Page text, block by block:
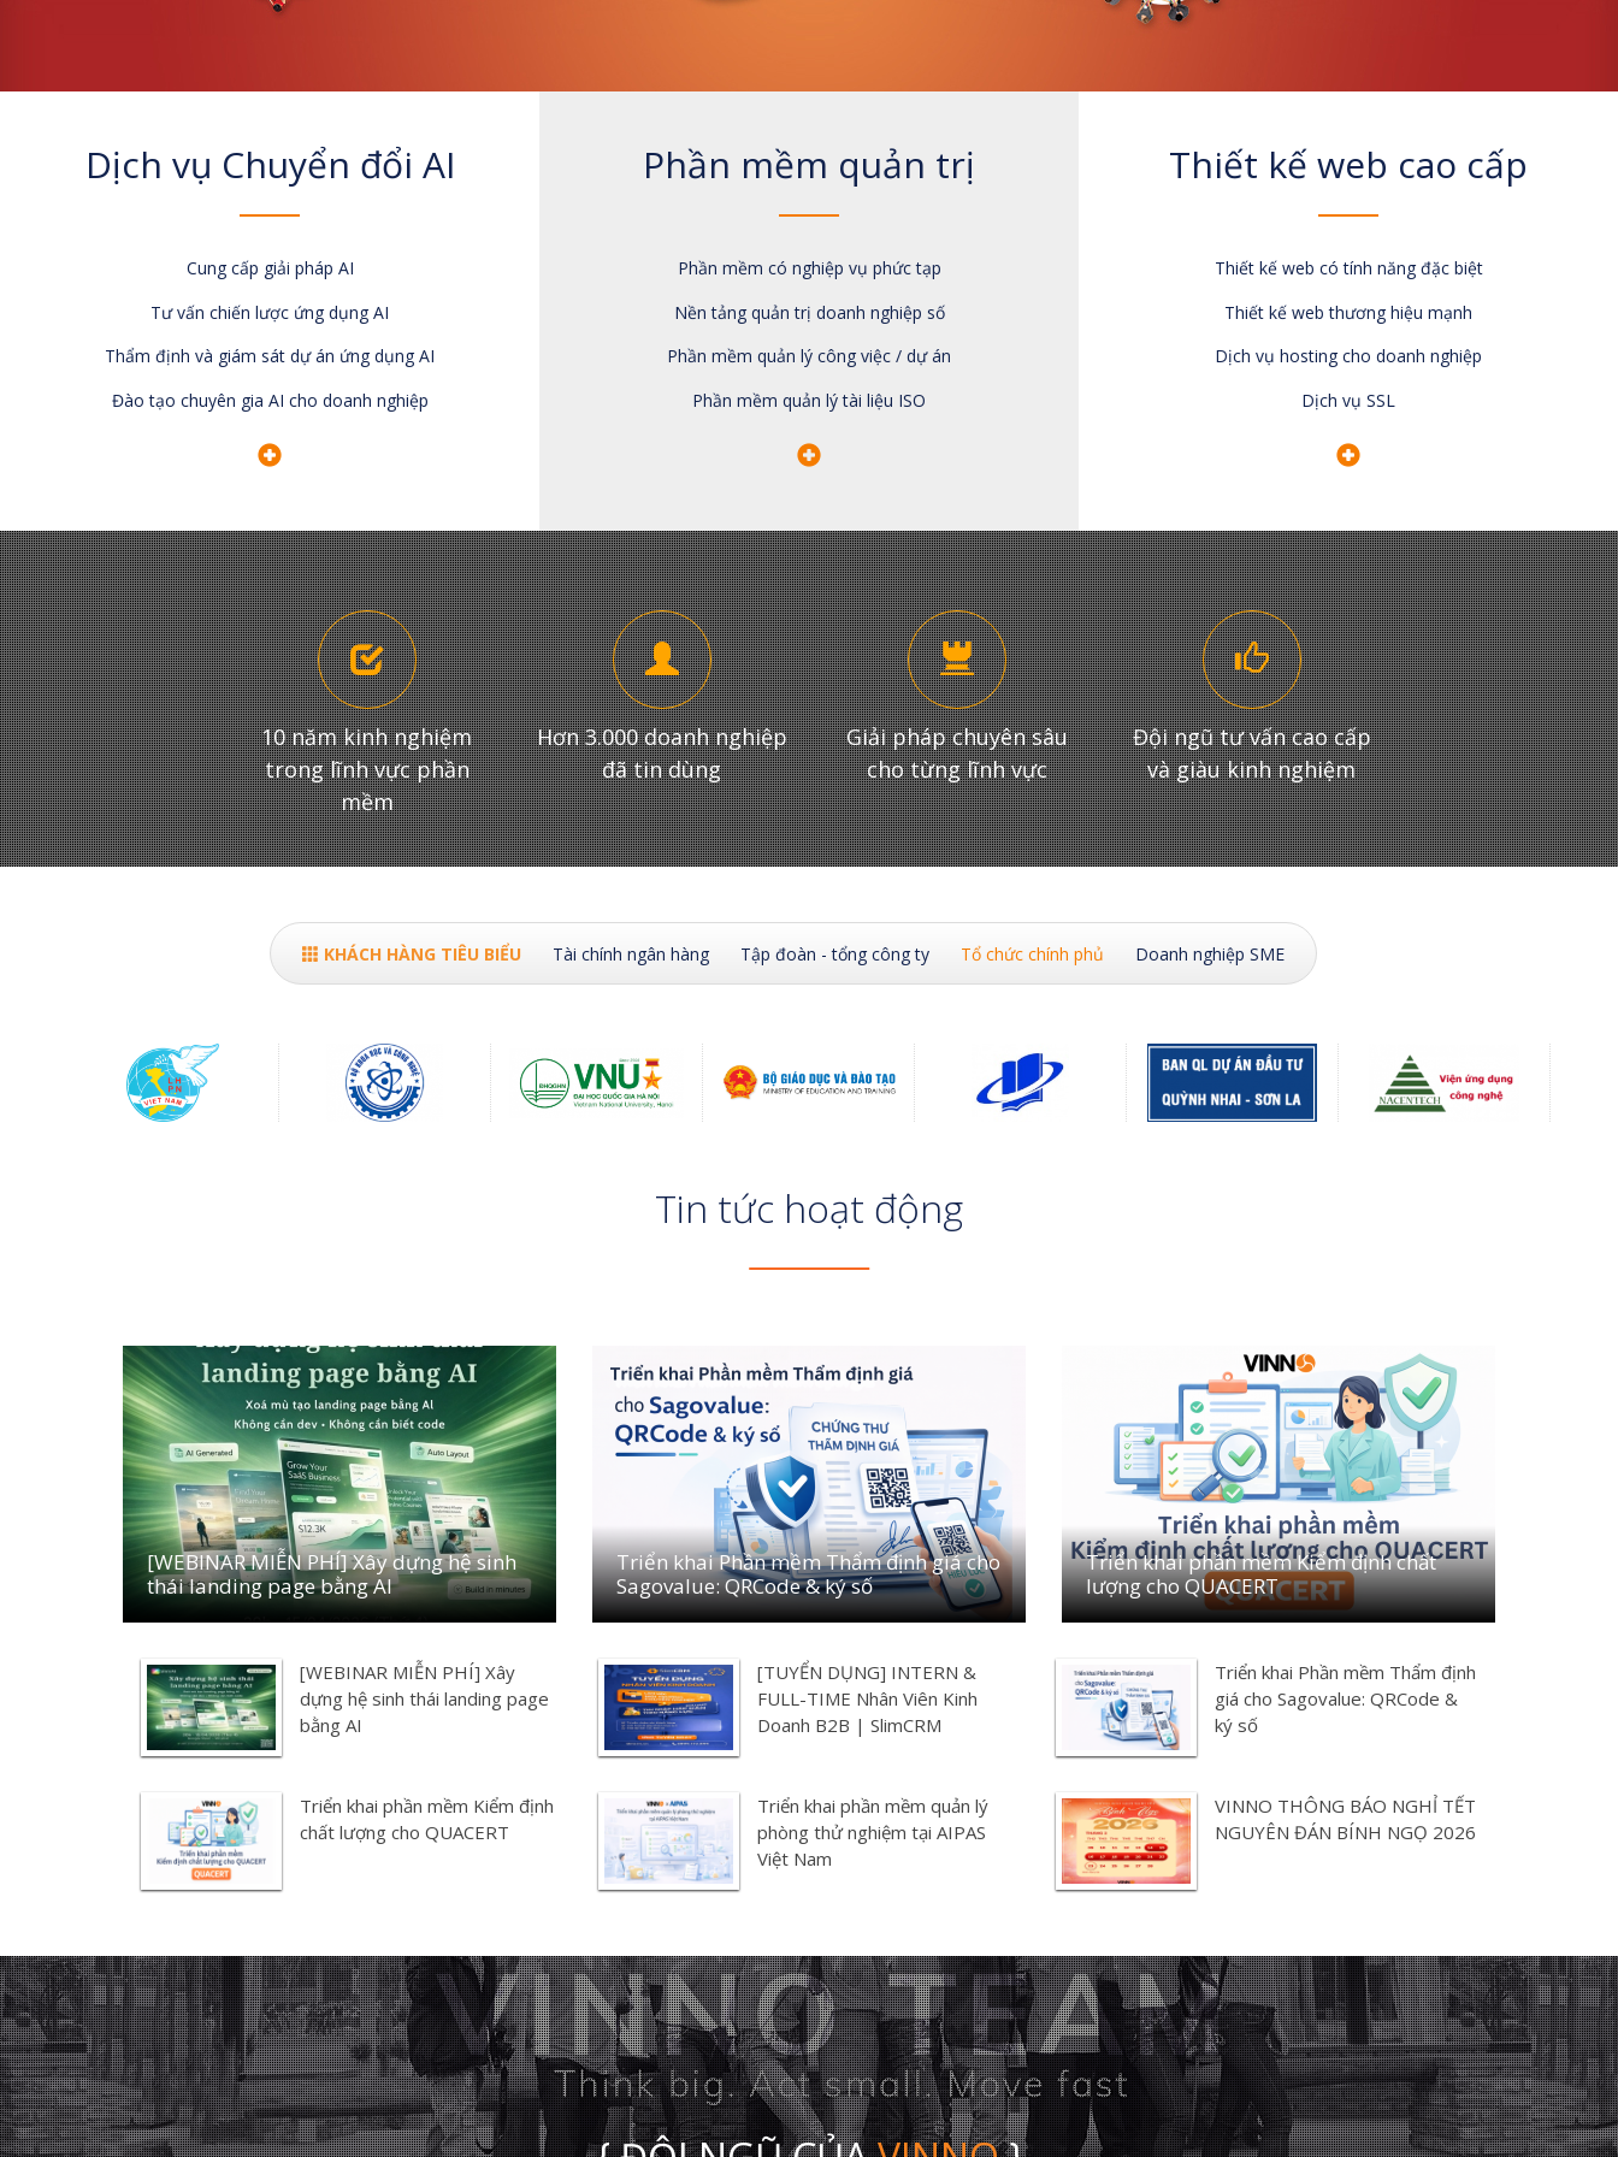
Dịch vụ Chuyển đổi AI
Cung cấp giải pháp AI
Tư vấn chiến lược ứng dụng AI
Thẩm định và giám sát dự án ứng dụng AI
Đào tạo chuyên gia AI cho doanh nghiệp
Phần mềm quản trị
Phần mềm có nghiệp vụ phức tạp
Nền tảng quản trị doanh nghiệp số
Phần mềm quản lý công việc / dự án
Phần mềm quản lý tài liệu ISO
Thiết kế web cao cấp
Thiết kế web có tính năng đặc biệt
Thiết kế web thương hiệu mạnh
Dịch vụ hosting cho doanh nghiệp
Dịch vụ SSL
10 năm kinh nghiệm
trong lĩnh vực phần
mềm
Hơn 3.000 doanh nghiệp
đã tin dùng
Giải pháp chuyên sâu
cho từng lĩnh vực
Đội ngũ tư vấn cao cấp
và giàu kinh nghiệm
KHÁCH HÀNG TIÊU BIỂU Tài chính ngân hàng Tập đoàn - tổng công ty Tổ chức chính phủ Doanh nghiệp SME
Tin tức hoạt động
[WEBINAR MIỄN PHÍ] Xây dựng hệ sinh
thái landing page bằng AI
Triển khai Phần mềm Thẩm định giá cho
Sagovalue: QRCode & ký số
Triển khai phần mềm Kiểm định chất
lượng cho QUACERT
[WEBINAR MIỄN PHÍ] Xây
dựng hệ sinh thái landing page
bằng AI
[TUYỂN DỤNG] INTERN &
FULL-TIME Nhân Viên Kinh
Doanh B2B | SlimCRM
Triển khai Phần mềm Thẩm định
giá cho Sagovalue: QRCode &
ký số
Triển khai phần mềm Kiểm định
chất lượng cho QUACERT
Triển khai phần mềm quản lý
phòng thử nghiệm tại AIPAS
Việt Nam
VINNO THÔNG BÁO NGHỈ TẾT
NGUYÊN ĐÁN BÍNH NGỌ 2026